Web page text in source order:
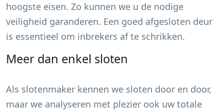
hoogste eisen. Zo kunnen we u de nodige
veiligheid garanderen. Een goed afgesloten deur
is essentieel om inbrekers af te schrikken.
Meer dan enkel sloten
Als slotenmaker kennen we sloten door en door,
maar we analyseren met plezier ook uw totale